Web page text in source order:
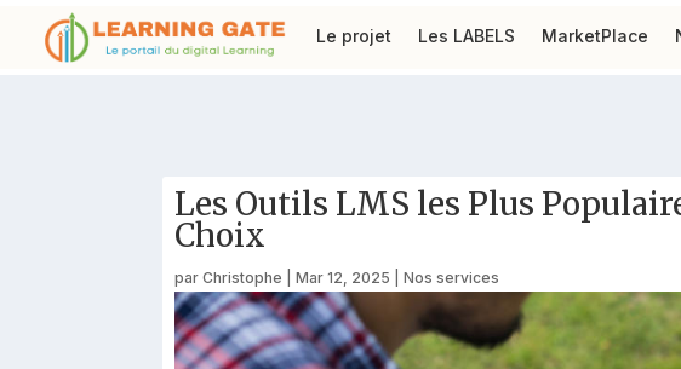
Le projet Les LABELS MarketPlace
Les Outils LMS les Plus
Choix
parChristophe |Mar 12, 2025 |Nos services